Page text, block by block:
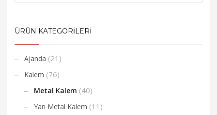
ÜRÜN KATEGORİLERİ
Ajanda (21)
Kalem (76)
Metal Kalem (40)
Yarı Metal Kalem (11)